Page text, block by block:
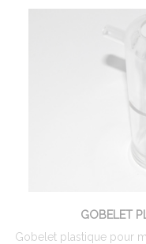
GOBELET
Gobelet plastique pour